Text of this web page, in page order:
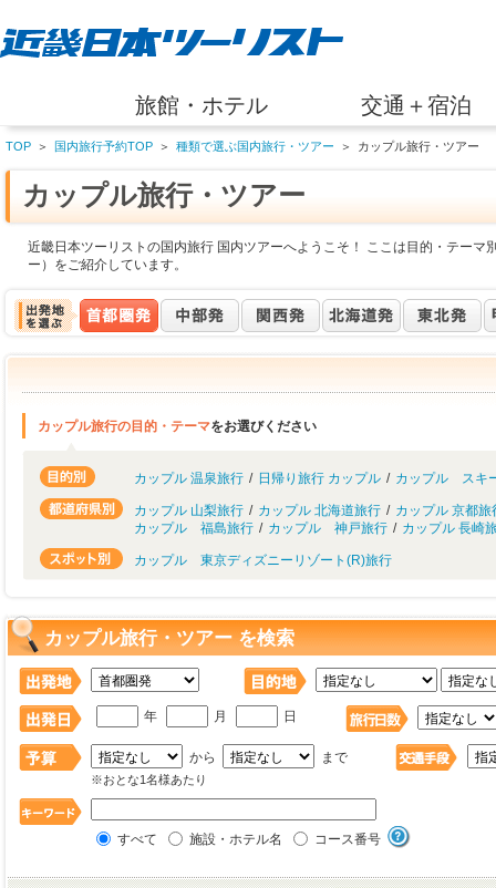
旅館・ホテル 交通＋宿泊
TOP ＞ 国内旅行予約TOP ＞ 種類で選ぶ国内旅行・ツアー ＞ カップル旅行・ツアー
カップル旅行・ツアー
近畿日本ツーリストの国内旅行 国内ツアーへようこそ！ ここは目的・テーマ
ー）をご紹介しています。
カップル旅行の目的・テーマをお選びください
カップル 温泉旅行 / 日帰り旅行 カップル / カップル スキ
カップル 山梨旅行 / カップル 北海道旅行 / カップル 京都旅
カップル 福島旅行 / カップル 神戸旅行 / カップル 長崎
カップル 東京ディズニーリゾート(R)旅行
カップル旅行・ツアー を検索
年 月 日
から まで
※おとな1名様あたり
すべて 施設・ホテル名 コース番号